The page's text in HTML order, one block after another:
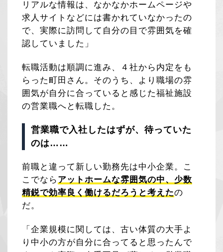
リアルな情報は、なかなかホームページや
求人サイトなどには書かれていなかったの
で、実際に訪問して自分の目で雰囲気を確
認していました」
転職活動は順調に進み、４社から内定をも
らった町田さん。そのうち、より職場の雰
囲気が自分に合っていると感じた福祉施設
の営業職へと転職した。
営業職で入社したはずが、待っていた
のは……
前職と違って新しい勤務先は中小企業。こ
こでなら アットホームな雰囲気の中、少数
精鋭で効率良く働けるだろうと考えたの
だ。
「企業規模に関しては、古い体質の大手よ
り中小の方が自分に合ってると思ったんで